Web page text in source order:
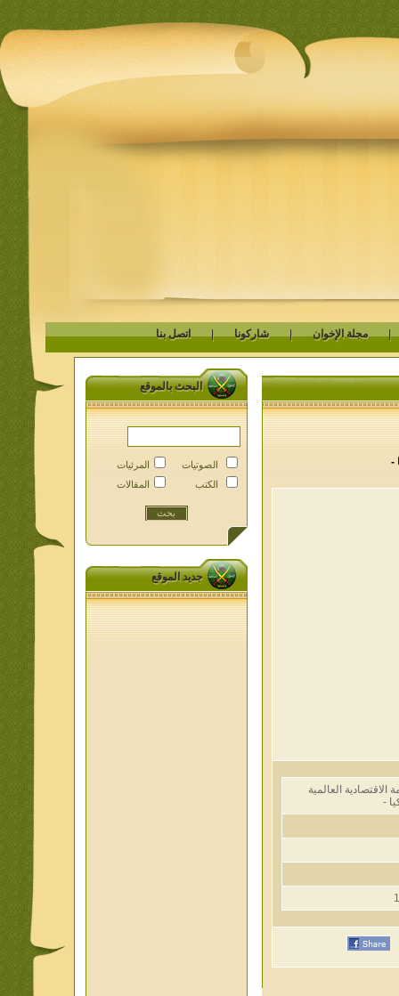
مجلة الإخوان | شاركونا | اتصل بنا
العالمية
البحث بالموقع
الصوتيات
الكتب
المرئيات
المقالات
جديد الموقع